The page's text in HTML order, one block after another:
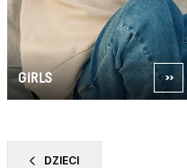
GIRLS
DZIECI